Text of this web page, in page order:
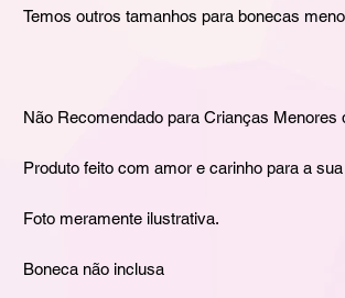
Temos outros tamanhos para bonecas
Não Recomendado para Crianças Menores
Produto feito com amor e carinho para a
Foto meramente ilustrativa.
Boneca não inclusa